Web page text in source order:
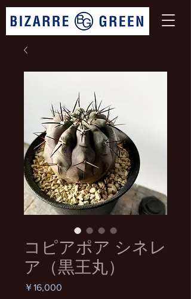
コピアポア シネレ
ア（黒王丸）
￥16,000